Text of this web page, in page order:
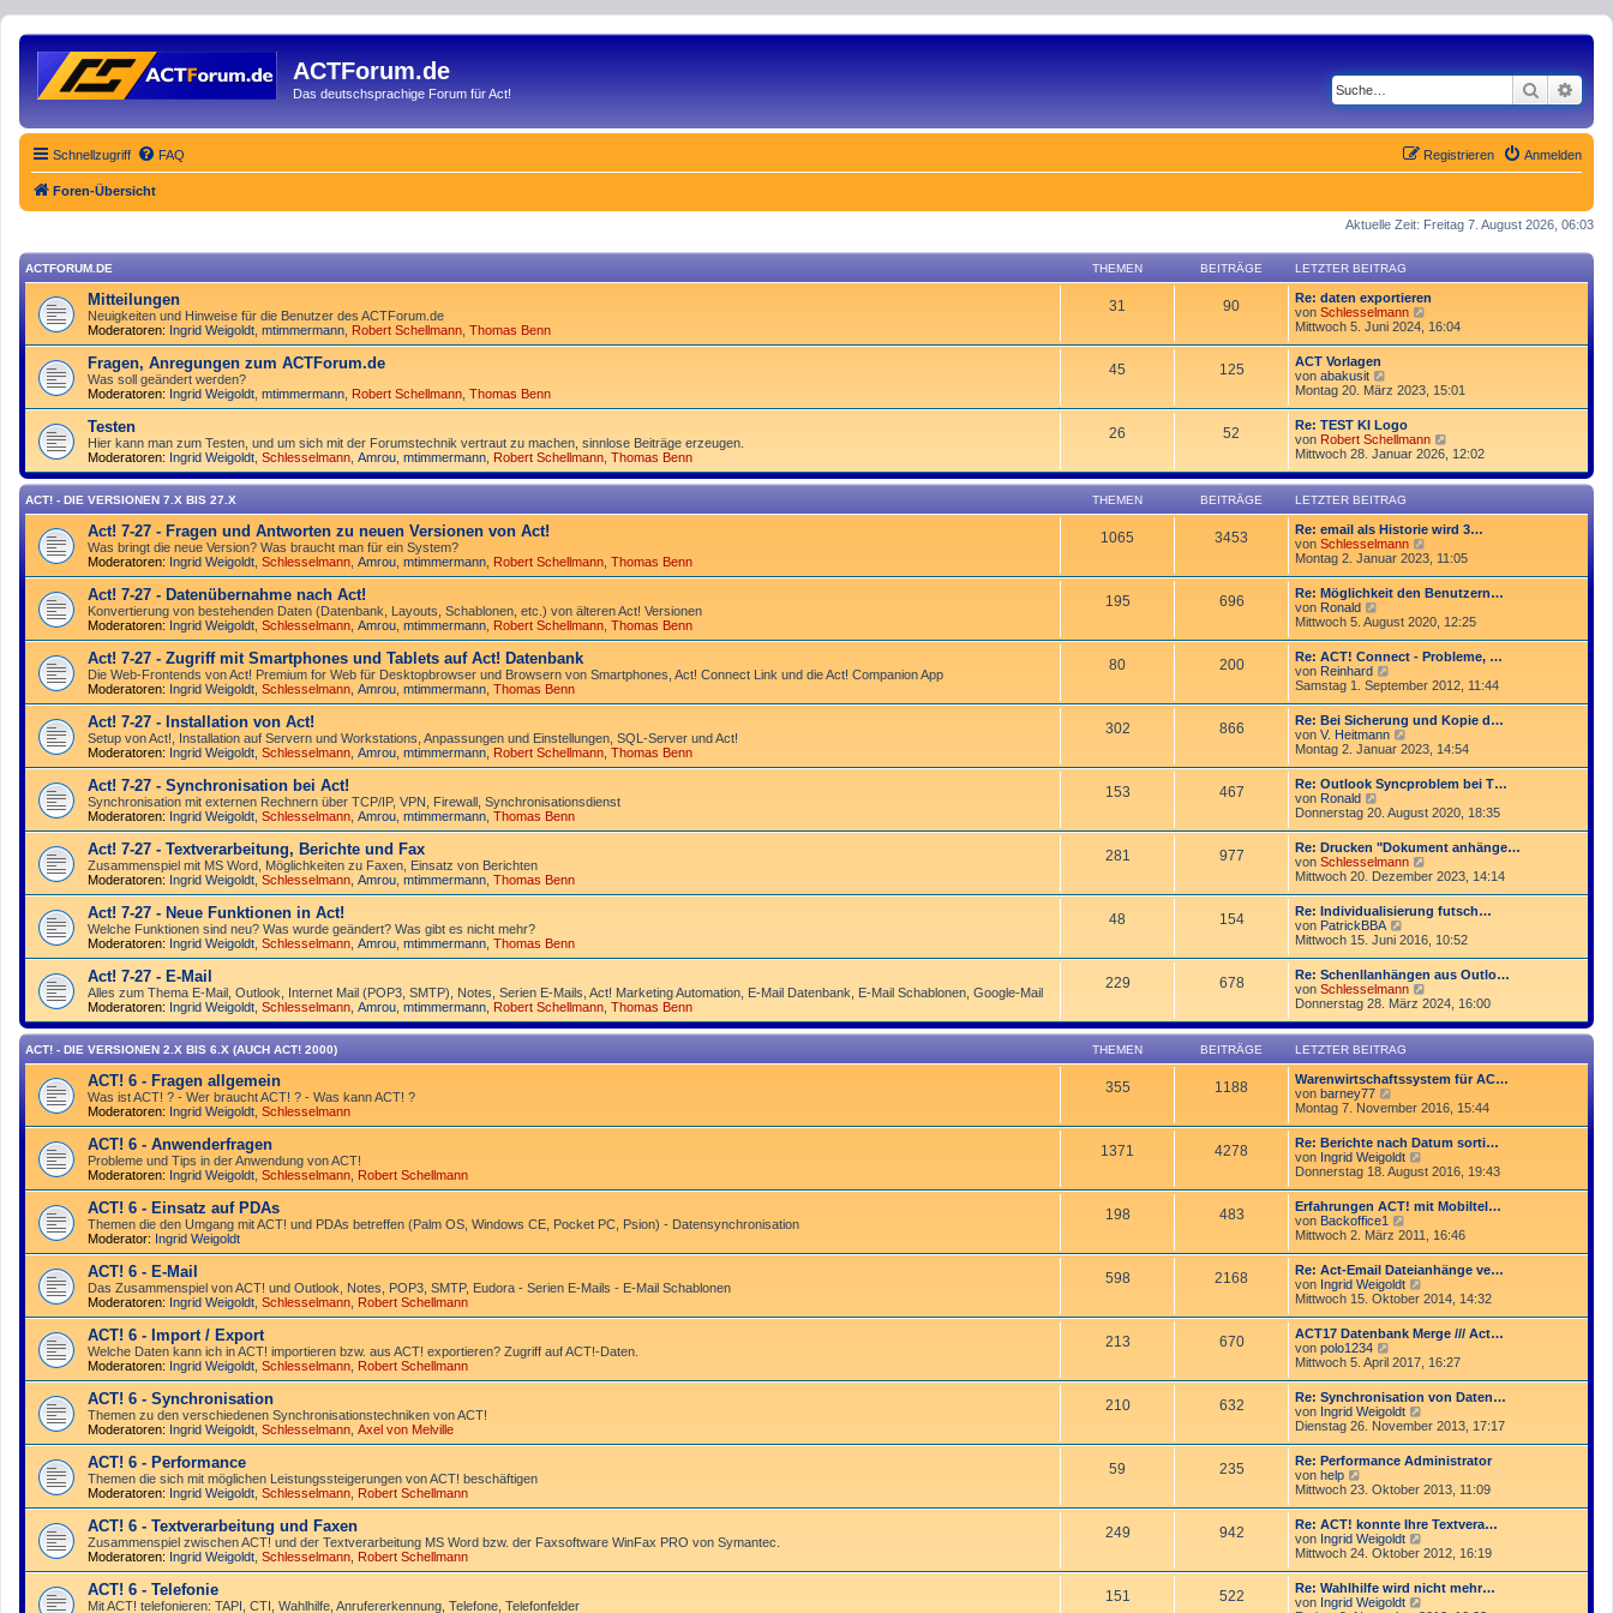
ACTForum.de
Das deutschsprachige Forum für Act! Suche
Schnellzugriff FAQ Anmelden
Registrieren
Foren-Übersicht
Aktuelle Zeit: Freitag 7. August 2026, 06:03
ACTFORUM.DE THEMEN BEITRÄGE LETZTER BEITRAG
Mitteilungen
Neuigkeiten und Hinweise für die Benutzer des ACTForum.de
Moderatoren: Ingrid Weigoldt mtimmermann Robert Schellmann Thomas Benn
31 90
Re: daten exportieren
von Schlesselmann
e
e
r
e
i
t
r
g
Mittwoch 5. Juni 2024, 16:04
Fragen, Anregungen zum ACTForum.de
Was soll geändert werden?
Moderatoren: Ingrid Weigoldt mtimmermann Robert Schellmann Thomas Benn
45 125
ACT Vorlagen
von abakusit
e
s
t
e
r
B
e
i
t
r
a
g
Montag 20. März 2023, 15:01
Testen
Hier kann man zum Testen, und um sich mit der Forumstechnik vertraut zu machen, sinnlose Beiträge erzeugen.
Moderatoren: Ingrid Weigoldt Schlesselmann Amrou mtimmermann Robert Schellmann Thomas Benn
26 52
Re: TEST KI Logo
von Robert Schellmann
e
e
e
r
B
e
i
t
a
g
Mittwoch 28. Januar 2026, 12:02
ACT! - DIE VERSIONEN 7.X BIS 27.X THEMEN BEITRÄGE LETZTER BEITRAG
Act! 7-27 - Fragen und Antworten zu neuen Versionen von Act!
Was bringt die neue Version? Was braucht man für ein System?
Moderatoren: Ingrid Weigoldt Schlesselmann Amrou mtimmermann Robert Schellmann Thomas Benn
1065 3453
Re: email als Historie wird 3…
von Schlesselmann
e
e
s
t
e
r
B
i
t
r
a
g
Montag 2. Januar 2023, 11:05
Act! 7-27 - Datenübernahme nach Act!
Konvertierung von bestehenden Daten (Datenbank, Layouts, Schablonen, etc.) von älteren Act! Versionen
Moderatoren: Ingrid Weigoldt Schlesselmann Amrou mtimmermann Robert Schellmann Thomas Benn
195 696
Re: Möglichkeit den Benutzern…
von Ronald
e
s
t
e
r
B
e
i
t
r
a
g
Mittwoch 5. August 2020, 12:25
Act! 7-27 - Zugriff mit Smart­phones und Tablets auf Act! Datenbank
Die Web-Frontends von Act! Premium for Web für Desktop­browser und Browsern von Smart­phones, Act! Connect Link und die Act! Companion App
Moderatoren: Ingrid Weigoldt Schlesselmann Amrou mtimmermann Thomas Benn
80 200
Re: ACT! Connect - Probleme, …
von Reinhard
e
s
e
r
B
i
t
r
a
g
Samstag 1. September 2012, 11:44
Act! 7-27 - Installation von Act!
Setup von Act!, Installation auf Servern und Workstations, Anpassungen und Einstellungen, SQL-Server und Act!
Moderatoren: Ingrid Weigoldt Schlesselmann Amrou mtimmermann Robert Schellmann Thomas Benn
302 866
Re: Bei Sicherung und Kopie d…
von V. Heitmann
e
s
e
r
B
e
i
t
r
a
g
Montag 2. Januar 2023, 14:54
Act! 7-27 - Synchronisation bei Act!
Synchro­nisation mit externen Rechnern über TCP/IP, VPN, Firewall, Synchroni­sations­dienst
Moderatoren: Ingrid Weigoldt Schlesselmann Amrou mtimmermann Thomas Benn
153 467
Re: Outlook Syncproblem bei T…
von Ronald
e
e
s
t
e
r
B
e
i
t
r
a
g
Donnerstag 20. August 2020, 18:35
Act! 7-27 - Text­­ver­arbei­tung, Berichte und Fax
Zusammenspiel mit MS Word, Möglichkeiten zu Faxen, Einsatz von Berichten
Moderatoren: Ingrid Weigoldt Schlesselmann Amrou mtimmermann Thomas Benn
281 977
Re: Drucken "Dokument anhänge…
von Schlesselmann
e
s
t
e
r
B
i
t
r
g
Mittwoch 20. Dezember 2023, 14:14
Act! 7-27 - Neue Funktionen in Act!
Welche Funktionen sind neu? Was wurde geändert? Was gibt es nicht mehr?
Moderatoren: Ingrid Weigoldt Schlesselmann Amrou mtimmermann Thomas Benn
48 154
Re: Individualisierung futsch…
von PatrickBBA
e
s
t
e
r
B
e
i
t
a
g
Mittwoch 15. Juni 2016, 10:52
Act! 7-27 - E-Mail
Alles zum Thema E-Mail, Outlook, Internet Mail (POP3, SMTP), Notes, Serien E-Mails, Act! Marketing Automation, E-Mail Datenbank, E-Mail Schablonen, Google-Mail
Moderatoren: Ingrid Weigoldt Schlesselmann Amrou mtimmermann Robert Schellmann Thomas Benn
229 678
Re: Schenllanhängen aus Outlo…
von Schlesselmann
e
e
e
r
B
e
i
t
a
g
Donnerstag 28. März 2024, 16:00
ACT! - DIE VERSIONEN 2.X BIS 6.X (AUCH ACT! 2000) THEMEN BEITRÄGE LETZTER BEITRAG
ACT! 6 - Fragen allgemein
Was ist ACT! ? - Wer braucht ACT! ? - Was kann ACT! ?
Moderatoren: Ingrid Weigoldt Schlesselmann
355 1188
Warenwirtschaftssystem für AC…
von barney77
e
e
s
t
e
r
B
e
i
t
r
a
g
Montag 7. November 2016, 15:44
ACT! 6 - Anwender­fragen
Probleme und Tips in der Anwendung von ACT!
Moderatoren: Ingrid Weigoldt Schlesselmann Robert Schellmann
1371 4278
Re: Berichte nach Datum sorti…
von Ingrid Weigoldt
e
e
s
t
e
r
B
i
t
r
a
g
Donnerstag 18. August 2016, 19:43
ACT! 6 - Einsatz auf PDAs
Themen die den Umgang mit ACT! und PDAs betreffen (Palm OS, Windows CE, Pocket PC, Psion) - Datensynchronisation
Moderator: Ingrid Weigoldt
198 483
Erfahrungen ACT! mit Mobiltel…
von Backoffice1
e
s
e
r
B
i
t
r
a
g
Mittwoch 2. März 2011, 16:46
ACT! 6 - E-Mail
Das Zusammen­spiel von ACT! und Outlook, Notes, POP3, SMTP, Eudora - Serien E-Mails - E-Mail Schablonen
Moderatoren: Ingrid Weigoldt Schlesselmann Robert Schellmann
598 2168
Re: Act-Email Dateianhänge ve…
von Ingrid Weigoldt
e
e
s
e
r
B
i
t
r
a
g
Mittwoch 15. Oktober 2014, 14:32
ACT! 6 - Import / Export
Welche Daten kann ich in ACT! importieren bzw. aus ACT! exportieren? Zugriff auf ACT!-Daten.
Moderatoren: Ingrid Weigoldt Schlesselmann Robert Schellmann
213 670
ACT17 Datenbank Merge /// Act…
von polo1234
e
s
t
e
r
B
i
t
r
a
g
Mittwoch 5. April 2017, 16:27
ACT! 6 - Synchro­nisation
Themen zu den verschiedenen Synchro­nisations­­techniken von ACT!
Moderatoren: Ingrid Weigoldt Schlesselmann Axel von Melville
210 632
Re: Synchronisation von Daten…
von Ingrid Weigoldt
e
s
t
e
r
B
i
t
r
a
Dienstag 26. November 2013, 17:17
ACT! 6 - Performance
Themen die sich mit möglichen Leistungssteigerungen von ACT! beschäftigen
Moderatoren: Ingrid Weigoldt Schlesselmann Robert Schellmann
59 235
Re: Performance Administrator
von help
e
s
t
e
r
B
e
Mittwoch 23. Oktober 2013, 11:09
ACT! 6 - Textverarbeitung und Faxen
Zusammenspiel zwischen ACT! und der Textverarbeitung MS Word bzw. der Faxsoftware WinFax PRO von Symantec.
Moderatoren: Ingrid Weigoldt Schlesselmann Robert Schellmann
249 942
Re: ACT! konnte Ihre Textvera…
von Ingrid Weigoldt
e
e
s
t
Mittwoch 24. Oktober 2012, 16:19
ACT! 6 - Telefonie
Mit ACT! telefonieren: TAPI, CTI, Wahlhilfe, Anrufererkennung, Telefone, Telefonfelder
151 522
Re: Wahlhilfe wird nicht mehr…
von Ingrid Weigoldt